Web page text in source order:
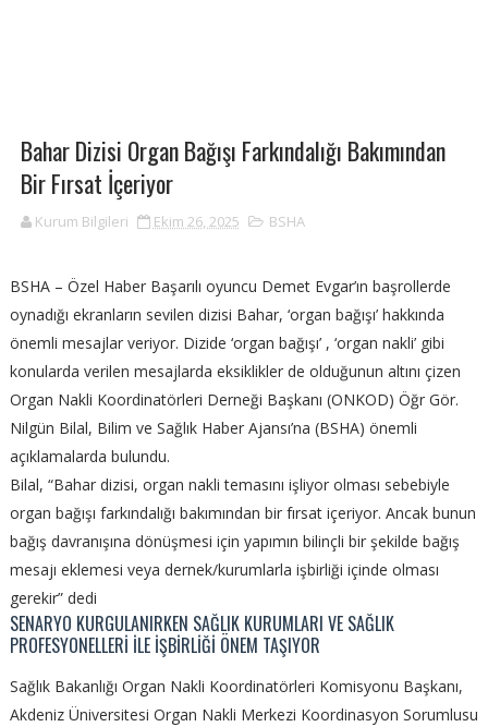
Bahar Dizisi Organ Bağışı Farkındalığı Bakımından
Bir Fırsat İçeriyor
Kurum Bilgileri Ekim 26, 2025 BSHA
BSHA – Özel Haber Başarılı oyuncu Demet Evgar’ın başrollerde
oynadığı ekranların sevilen dizisi Bahar, ‘organ bağışı’ hakkında
önemli mesajlar veriyor. Dizide ‘organ bağışı’ , ‘organ nakli’ gibi
konularda verilen mesajlarda eksiklikler de olduğunun altını çizen
Organ Nakli Koordinatörleri Derneği Başkanı (ONKOD) Öğr Gör.
Nilgün Bilal, Bilim ve Sağlık Haber Ajansı’na (BSHA) önemli
açıklamalarda bulundu.
Bilal, “Bahar dizisi, organ nakli temasını işliyor olması sebebiyle
organ bağışı farkındalığı bakımından bir fırsat içeriyor. Ancak bunun
bağış davranışına dönüşmesi için yapımın bilinçli bir şekilde bağış
mesajı eklemesi veya dernek/kurumlarla işbirliği içinde olması
gerekir” dedi
SENARYO KURGULANIRKEN SAĞLIK KURUMLARI VE SAĞLIK
PROFESYONELLERİ İLE İŞBİRLİĞİ ÖNEM TAŞIYOR
Sağlık Bakanlığı Organ Nakli Koordinatörleri Komisyonu Başkanı,
Akdeniz Üniversitesi Organ Nakli Merkezi Koordinasyon Sorumlusu